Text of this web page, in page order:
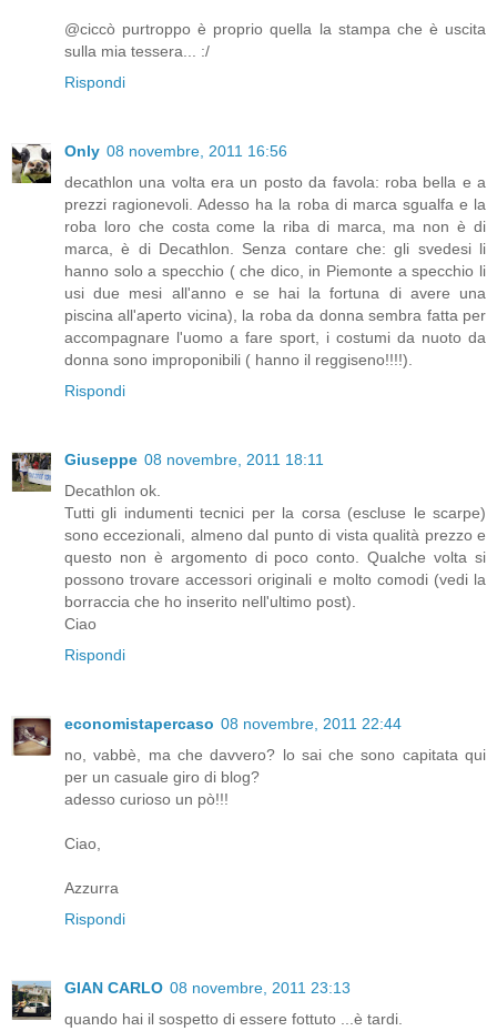
@ciccò purtroppo è proprio quella la stampa che è uscita
sulla mia tessera... :/
Rispondi
Only 08 novembre, 2011 16:56
decathlon una volta era un posto da favola: roba bella e a
prezzi ragionevoli. Adesso ha la roba di marca sgualfa e la
roba loro che costa come la riba di marca, ma non è di
marca, è di Decathlon. Senza contare che: gli svedesi li
hanno solo a specchio ( che dico, in Piemonte a specchio li
usi due mesi all'anno e se hai la fortuna di avere una
piscina all'aperto vicina), la roba da donna sembra fatta per
accompagnare l'uomo a fare sport, i costumi da nuoto da
donna sono improponibili ( hanno il reggiseno!!!!).
Rispondi
Giuseppe 08 novembre, 2011 18:11
Decathlon ok.
Tutti gli indumenti tecnici per la corsa (escluse le scarpe)
sono eccezionali, almeno dal punto di vista qualità prezzo e
questo non è argomento di poco conto. Qualche volta si
possono trovare accessori originali e molto comodi (vedi la
borraccia che ho inserito nell'ultimo post).
Ciao
Rispondi
economistapercaso 08 novembre, 2011 22:44
no, vabbè, ma che davvero? lo sai che sono capitata qui
per un casuale giro di blog?
adesso curioso un pò!!!
Ciao,
Azzurra
Rispondi
GIAN CARLO 08 novembre, 2011 23:13
quando hai il sospetto di essere fottuto ...è tardi.